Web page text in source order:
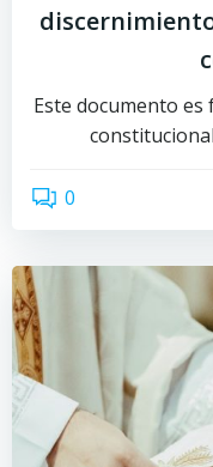
Este documento
0